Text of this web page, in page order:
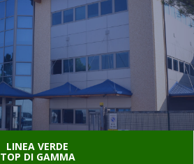
LINEA VERDE
TOP DI GAMMA